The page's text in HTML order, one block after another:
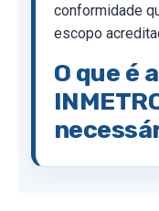
conformidade
escopo
O que é